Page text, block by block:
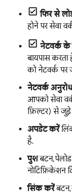
फिर से
होने पर सेवा
नेटवर्क के
बायपास
को नेटवर्क पर
नेटवर्क अनुरोध
आपको सेवा
फ़िल्टर) से जुड़े
अपडेट करें
है.
पुशबटन,
नोटिफ़िकेशन
सिंक करेंबटन,